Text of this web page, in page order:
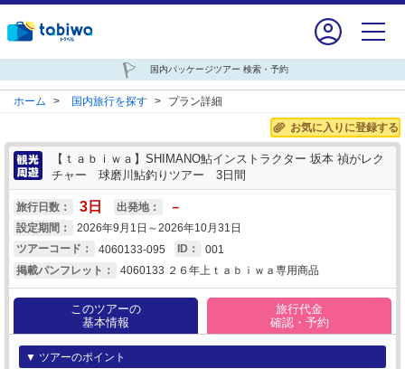
国内パッケージツアー 検索・予約
ホーム > 国内旅行を探す > プラン詳細
お気に入りに登録する
【ｔａｂｉｗａ】SHIMANO鮎インストラクター 坂本 禎がレク
チャー 球磨川鮎釣りツアー 3日間
旅行日数： 3 日 出発地： －
設定期間： 2026年9月1日～2026年10月31日
ツアーコード： 4060133-095 ID： 001
掲載パンフレット： 4060133 ２６年上ｔａｂｉｗａ専用商品
このツアーの
基本情報
旅行代金
確認・予約
▼ ツアーのポイント